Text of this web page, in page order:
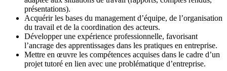
présentations).
Acquérir les bases du management d’équipe, de l’organisation
du travail et de la coordination des acteurs.
Développer une expérience professionnelle, favorisant
l’ancrage des apprentissages dans les pratiques en entreprise.
Mettre en œuvre les compétences acquises dans le cadre d’un
projet tutoré en lien avec une problématique d’entreprise.